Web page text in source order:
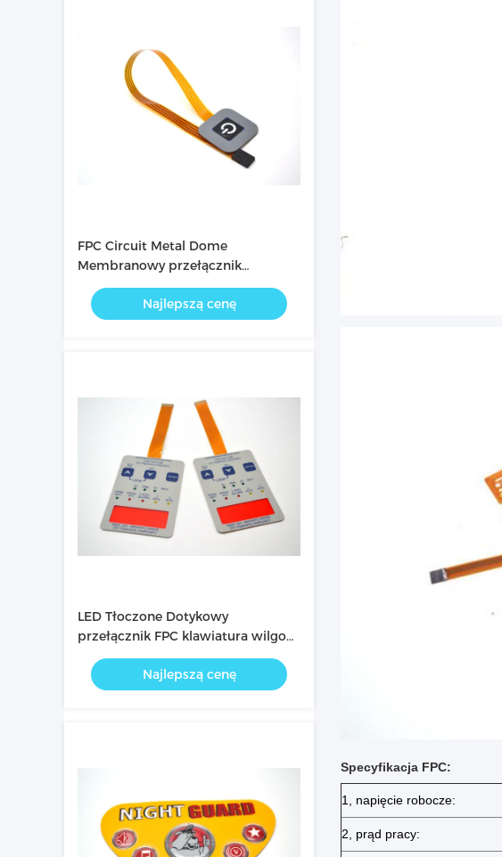
FPC Circuit Metal Dome
Membranowy przełącznik
jednokanałowy płaski i dotykowy
Najlepszą cenę
LED Tłoczone Dotykowy
przełącznik FPC klawiatura wilgoci
0.3mm gruby
Najlepszą cenę
Specyfikacja FPC:
1, napięcie robocze:
2, prąd pracy: